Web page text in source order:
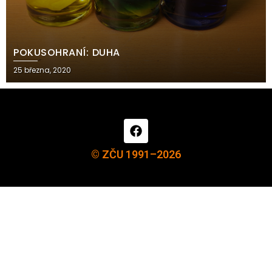
POKUSOHRANÍ: DUHA
25 března, 2020
© ZČU 1991–2026